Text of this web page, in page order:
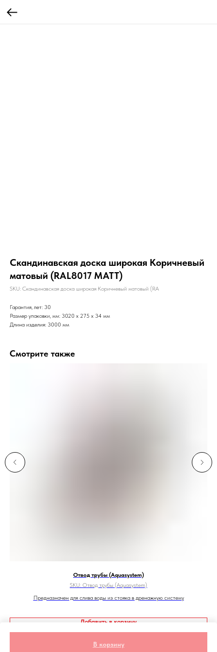
Скандинавская доска широкая Коричневый
матовый (RAL8017 МАТТ)
SKU: Скандинавская доска широкая Коричневый матовый (RA
В корзину
Гарантия, лет: 30
Размер упаковки, мм: 3020 х 275 х 34 мм
Длина изделия: 3000 мм
Смотрите также
Отвод трубы (Aquasystem)
SKU: Отвод трубы (Aquasystem)
Предназначен для слива воды из стояка в дренажную систему
Добавить в корзину